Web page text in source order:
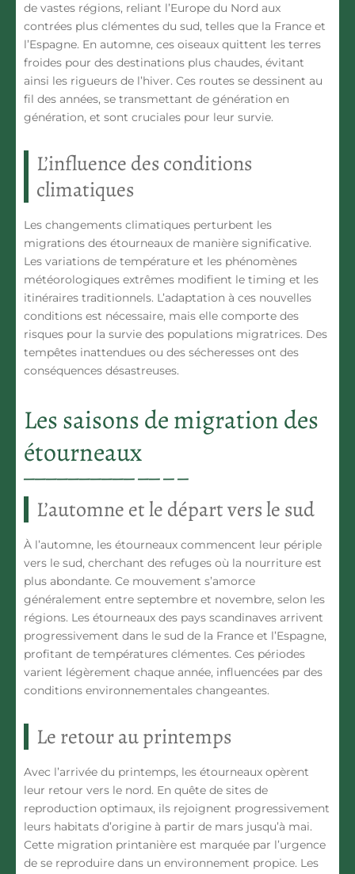
de vastes régions, reliant l’Europe du Nord aux
contrées plus clémentes du sud, telles que la France et
l’Espagne. En automne, ces oiseaux quittent les terres
froides pour des destinations plus chaudes, évitant
ainsi les rigueurs de l’hiver. Ces routes se dessinent au
fil des années, se transmettant de génération en
génération, et sont cruciales pour leur survie.
L’influence des conditions
climatiques
Les changements climatiques perturbent les
migrations des étourneaux de manière significative.
Les variations de température et les phénomènes
météorologiques extrêmes modifient le timing et les
itinéraires traditionnels. L’adaptation à ces nouvelles
conditions est nécessaire, mais elle comporte des
risques pour la survie des populations migratrices. Des
tempêtes inattendues ou des sécheresses ont des
conséquences désastreuses.
Les saisons de migration des
étourneaux
L’automne et le départ vers le sud
À l’automne, les étourneaux commencent leur périple
vers le sud, cherchant des refuges où la nourriture est
plus abondante. Ce mouvement s’amorce
généralement entre septembre et novembre, selon les
régions. Les étourneaux des pays scandinaves arrivent
progressivement dans le sud de la France et l’Espagne,
profitant de températures clémentes. Ces périodes
varient légèrement chaque année, influencées par des
conditions environnementales changeantes.
Le retour au printemps
Avec l’arrivée du printemps, les étourneaux opèrent
leur retour vers le nord. En quête de sites de
reproduction optimaux, ils rejoignent progressivement
leurs habitats d’origine à partir de mars jusqu’à mai.
Cette migration printanière est marquée par l’urgence
de se reproduire dans un environnement propice. Les